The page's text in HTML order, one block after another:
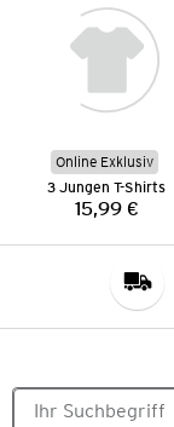
Online Exklusiv
3 Jungen T-Shirts
Preis:
15,99 €